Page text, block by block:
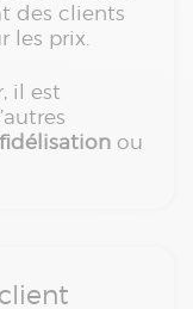
des clients
les prix.
il est
ou